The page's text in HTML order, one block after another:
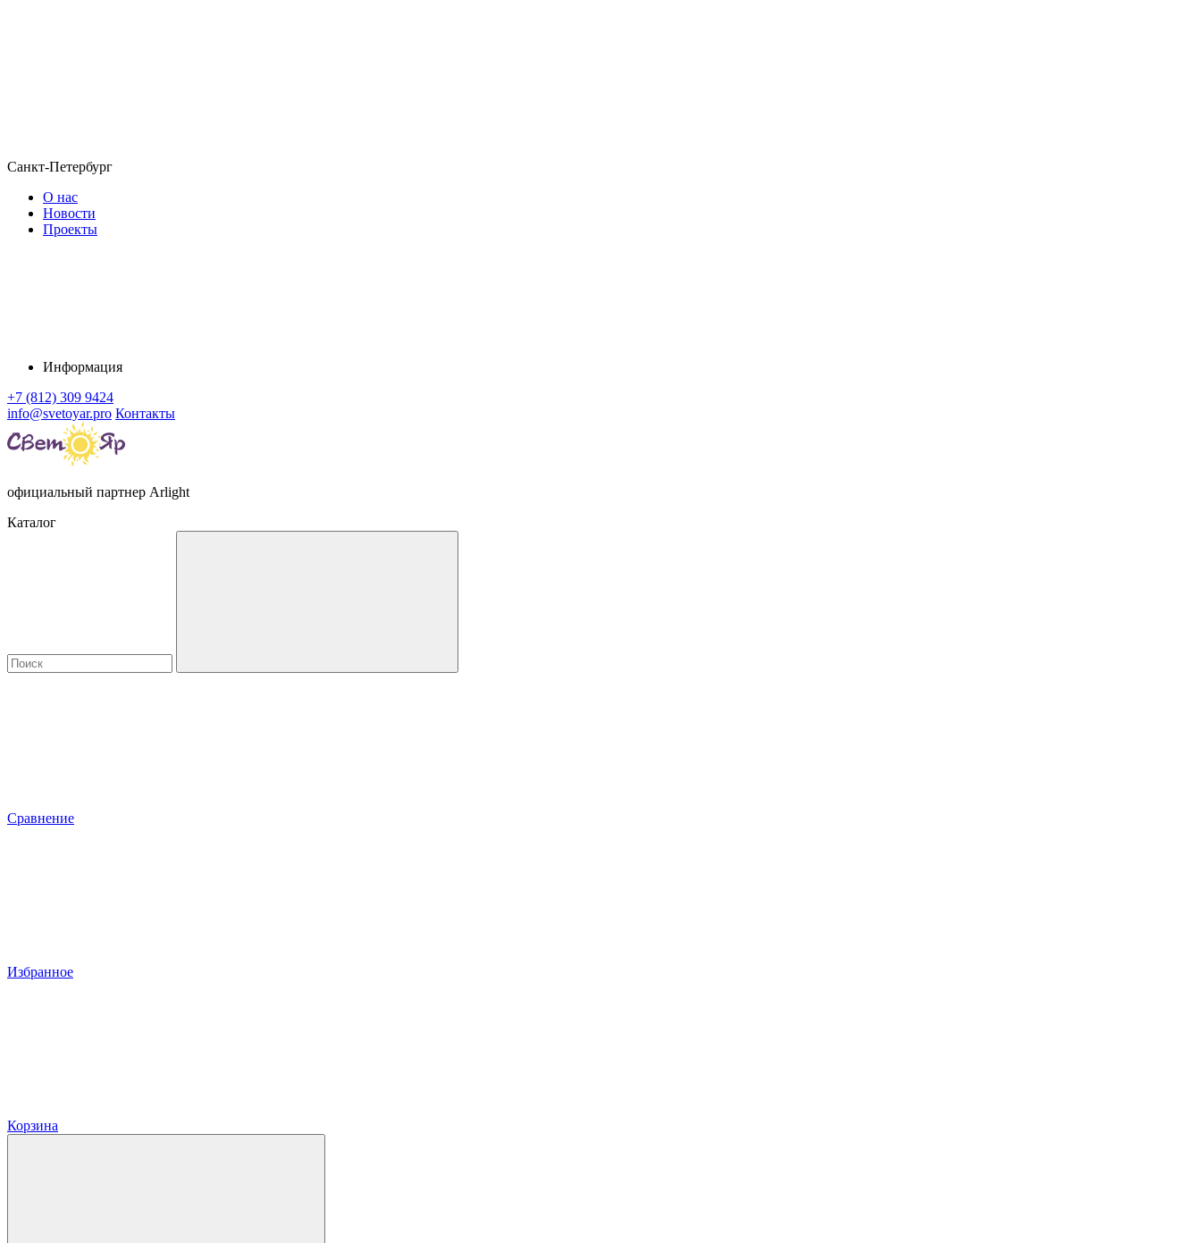
Санкт-Петербург
О нас
Новости
Проекты
Информация
+7 (812) 309 9424
info@svetoyar.pro Контакты
официальный партнер Arlight
Каталог
Сравнение
Избранное
Корзина